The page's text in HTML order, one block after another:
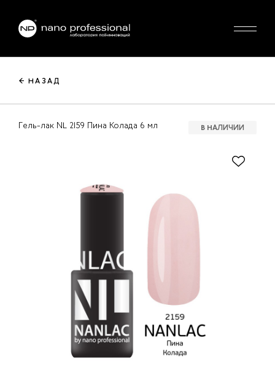
← НАЗАД
Гель-лак NL 2159 Пина Колада 6 мл В НАЛИЧИИ